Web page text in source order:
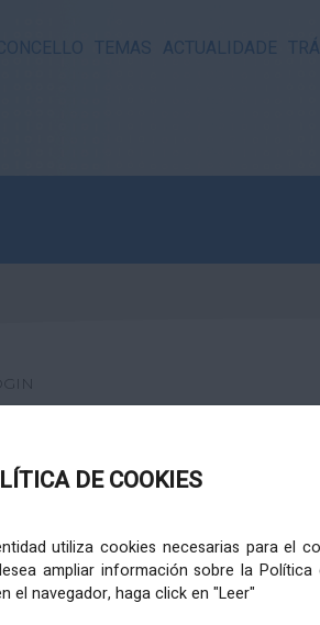
CONCELLO TEMAS ACTUALIDADE
DE COOKIES
utiliza cookies necesarias para el
ampliar información sobre la
el navegador, haga click en "Leer"
Cl@ve. Pulse no logotipo